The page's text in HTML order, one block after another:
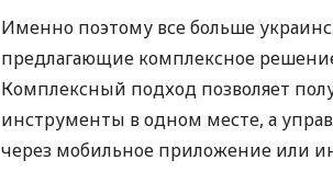
Именно поэтому все больше
предлагающие комплексное
Комплексный подход позволяет
инструменты в одном месте, а
через мобильное приложение или